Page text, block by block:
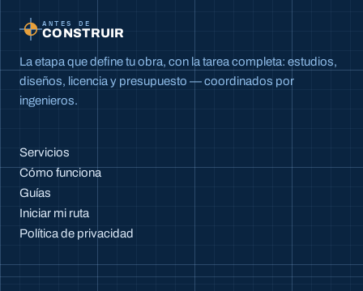
ANTES DE
CONSTRUIR
La etapa que define tu obra, con la tarea completa: estudios,
diseños, licencia y presupuesto — coordinados por
ingenieros.
Servicios
Cómo funciona
Guías
Iniciar mi ruta
Política de privacidad